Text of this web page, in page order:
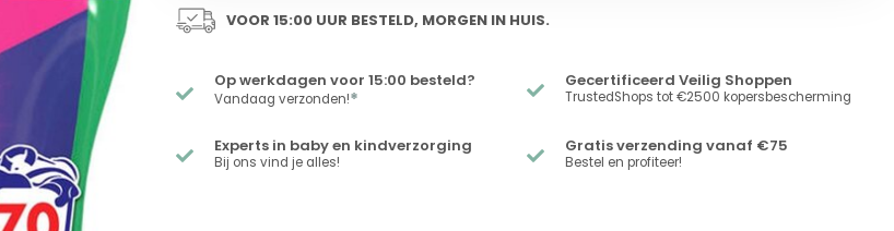
VOOR 15:00 UUR BESTELD, MORGEN IN HUIS.
Op werkdagen voor 15:00 besteld?
Vandaag verzonden!*
Gecertificeerd Veilig Shoppen
TrustedShops tot €2500 kopersbescherming
Experts in baby en kindverzorging
Bij ons vind je alles!
Gratis verzending vanaf €75
Bestel en profiteer!